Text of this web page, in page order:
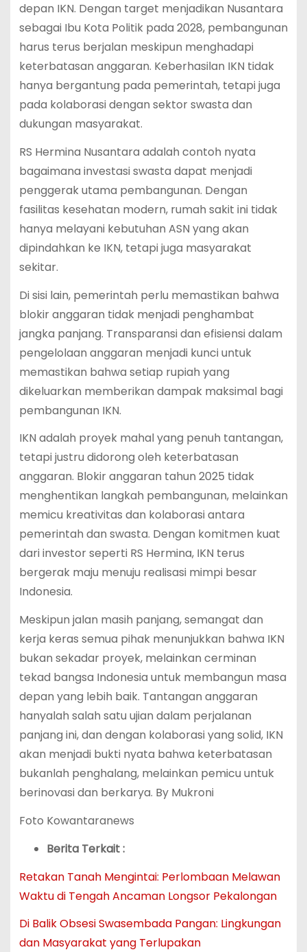
depan IKN. Dengan target menjadikan Nusantara
sebagai Ibu Kota Politik pada 2028, pembangunan
harus terus berjalan meskipun menghadapi
keterbatasan anggaran. Keberhasilan IKN tidak
hanya bergantung pada pemerintah, tetapi juga
pada kolaborasi dengan sektor swasta dan
dukungan masyarakat.
RS Hermina Nusantara adalah contoh nyata
bagaimana investasi swasta dapat menjadi
penggerak utama pembangunan. Dengan
fasilitas kesehatan modern, rumah sakit ini tidak
hanya melayani kebutuhan ASN yang akan
dipindahkan ke IKN, tetapi juga masyarakat
sekitar.
Di sisi lain, pemerintah perlu memastikan bahwa
blokir anggaran tidak menjadi penghambat
jangka panjang. Transparansi dan efisiensi dalam
pengelolaan anggaran menjadi kunci untuk
memastikan bahwa setiap rupiah yang
dikeluarkan memberikan dampak maksimal bagi
pembangunan IKN.
IKN adalah proyek mahal yang penuh tantangan,
tetapi justru didorong oleh keterbatasan
anggaran. Blokir anggaran tahun 2025 tidak
menghentikan langkah pembangunan, melainkan
memicu kreativitas dan kolaborasi antara
pemerintah dan swasta. Dengan komitmen kuat
dari investor seperti RS Hermina, IKN terus
bergerak maju menuju realisasi mimpi besar
Indonesia.
Meskipun jalan masih panjang, semangat dan
kerja keras semua pihak menunjukkan bahwa IKN
bukan sekadar proyek, melainkan cerminan
tekad bangsa Indonesia untuk membangun masa
depan yang lebih baik. Tantangan anggaran
hanyalah salah satu ujian dalam perjalanan
panjang ini, dan dengan kolaborasi yang solid, IKN
akan menjadi bukti nyata bahwa keterbatasan
bukanlah penghalang, melainkan pemicu untuk
berinovasi dan berkarya. By Mukroni
Foto Kowantaranews
Berita Terkait :
Retakan Tanah Mengintai: Perlombaan Melawan
Waktu di Tengah Ancaman Longsor Pekalongan
Di Balik Obsesi Swasembada Pangan: Lingkungan
dan Masyarakat yang Terlupakan